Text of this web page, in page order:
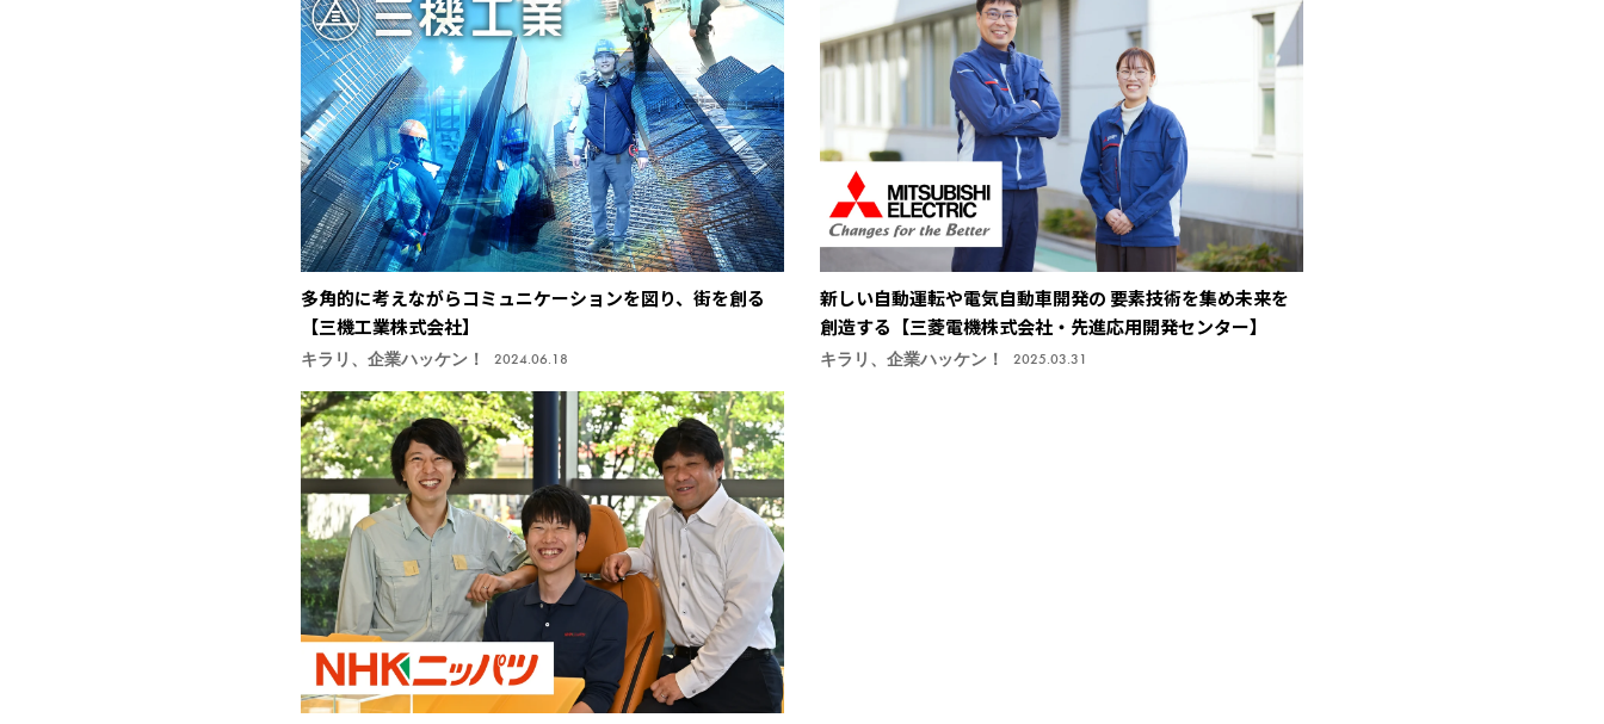
多角的に考えながらコミュニケーションを図り、街を創る
【三機工業株式会社】
キラリ、企業ハッケン！ 2024.06.18
新しい自動運転や電気自動車開発の 要素技術を集め未来を
創造する【三菱電機株式会社・先進応用開発センター】
キラリ、企業ハッケン！ 2025.03.31